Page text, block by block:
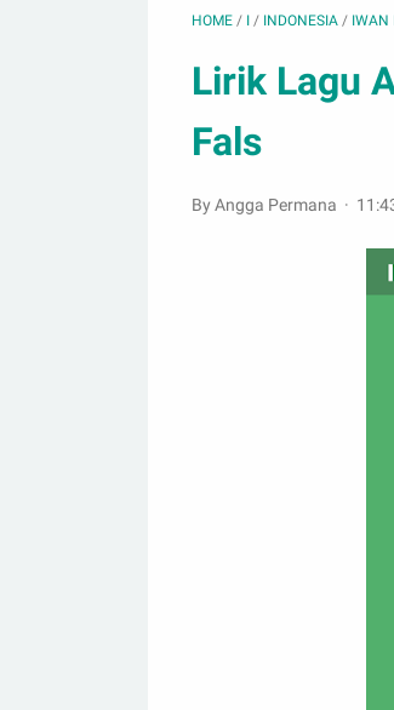
HOME / I / INDONESIA / IWAN
Lirik Lagu
Fals
By Angga Permana